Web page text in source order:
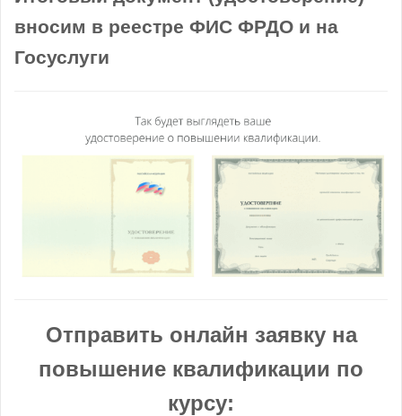
вносим в реестре ФИС ФРДО и на
Госуслуги
Отправить онлайн заявку на
повышение квалификации по
курсу: